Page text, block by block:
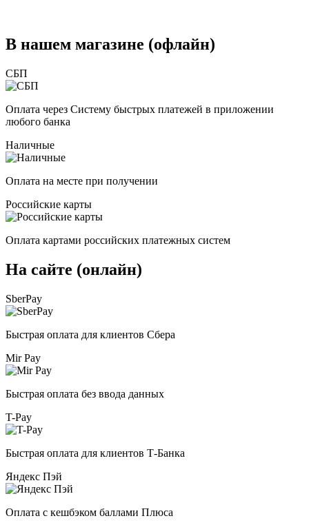
В нашем магазине (офлайн)
СБП
Оплата через Систему быстрых платежей в приложении
любого банка
Наличные
Оплата на месте при получении
Российские карты
Оплата картами российских платежных систем
На сайте (онлайн)
SberPay
Быстрая оплата для клиентов Сбера
Mir Pay
Быстрая оплата без ввода данных
T-Pay
Быстрая оплата для клиентов Т-Банка
Яндекс Пэй
Оплата с кешбэком баллами Плюса